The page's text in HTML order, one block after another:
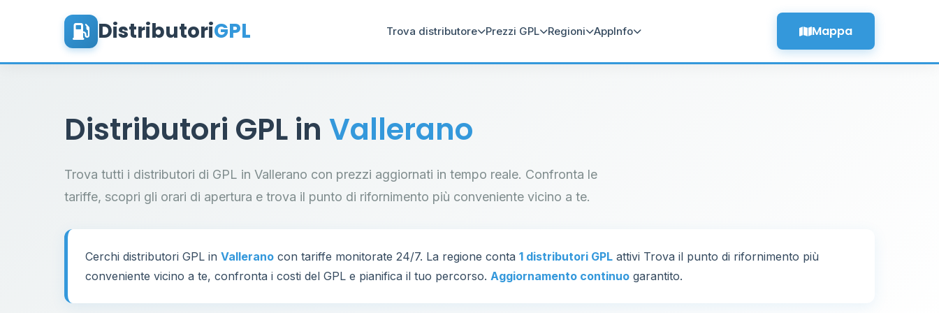
DistributoriGPL Trova distributore Prezzi GPL Regioni AppInfo Mappa
Distributori GPL in Vallerano
Trova tutti i distributori di GPL in Vallerano con prezzi aggiornati in tempo reale. Confronta le
tariffe, scopri gli orari di apertura e trova il punto di rifornimento più conveniente vicino a te.
Cerchi distributori GPL in Vallerano con tariffe monitorate 24/7. La regione conta 1 distributori GPL attivi Trova il punto di rifornimento più
conveniente vicino a te, confronta i costi del GPL e pianifica il tuo percorso. Aggiornamento continuo garantito.
83